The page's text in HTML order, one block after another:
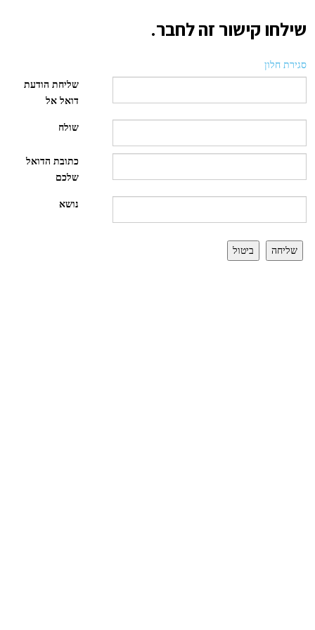
שילחו קישור זה לחבר.
סגירת חלון
שליחת הודעת
דואל אל
שולח
כתובת הדואל
שלכם
נושא
שליחה ביטול